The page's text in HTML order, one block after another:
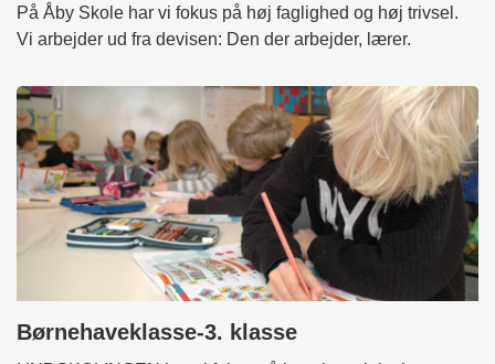
På Åby Skole har vi fokus på høj faglighed og høj trivsel.
Vi arbejder ud fra devisen: Den der arbejder, lærer.
Børnehaveklasse-3. klasse